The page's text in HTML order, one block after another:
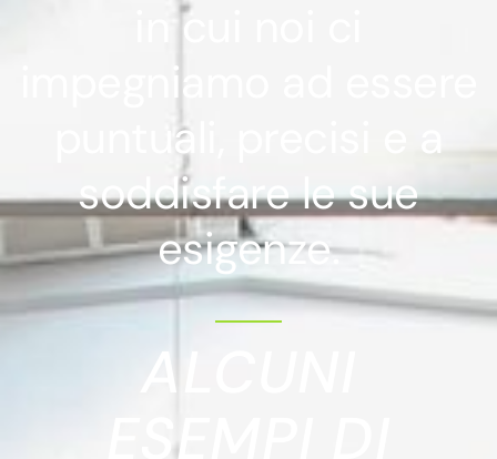
in cui noi ci
impegniamo ad essere
puntuali, precisi e a
soddisfare le sue
esigenze.
ALCUNI
ESEMPI DI